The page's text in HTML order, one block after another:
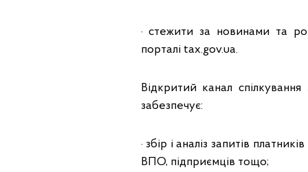
· стежити за новинами та
порталі tax.gov.ua.
Відкритий канал
забезпечує:
· збір і аналіз запитів
ВПО, підприємців тощо;